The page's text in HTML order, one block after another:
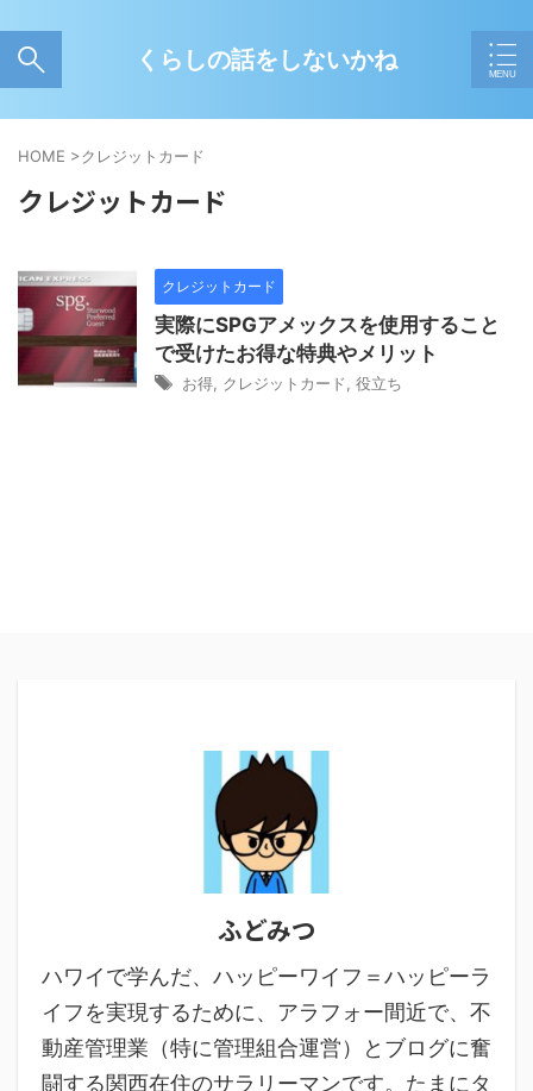
くらしの話をしないかね
HOME >クレジットカード
クレジットカード
クレジットカード
実際にSPGアメックスを使用すること
で受けたお得な特典やメリット
お得 クレジットカード 役立ち
ふどみつ
ハワイで学んだ、ハッピーワイフ＝ハッピーラ
イフを実現するために、アラフォー間近で、不
動産管理業（特に管理組合運営）とブログに奮
闘する関西在住のサラリーマンです。たまにタ